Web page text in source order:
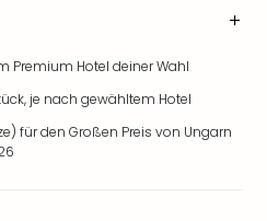
Premium Hotel deiner Wahl
je nach gewähltem Hotel
für den Großen Preis von Ungarn